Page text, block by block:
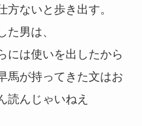
方ないと歩き出す。
た男は、
には使いを出したから
馬が持ってきた文はお
読んじゃいねえ